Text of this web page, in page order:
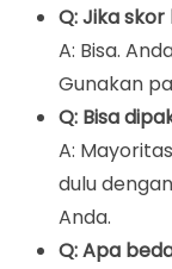
Q: Jika
A: Bisa.
Gunakan
Q: Bisa
A:
dulu
Anda.
Q: Apa